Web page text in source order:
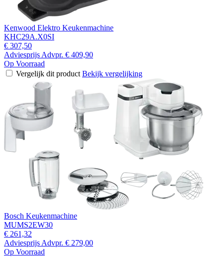
Kenwood Elektro Keukenmachine
KHC29A.X0SI
€ 307,50
Adviesprijs Advpr. € 409,90
Op Voorraad
Vergelijk dit product Bekijk vergelijking
Bosch Keukenmachine
MUMS2EW30
€ 261,32
Adviesprijs Advpr. € 279,00
Op Voorraad